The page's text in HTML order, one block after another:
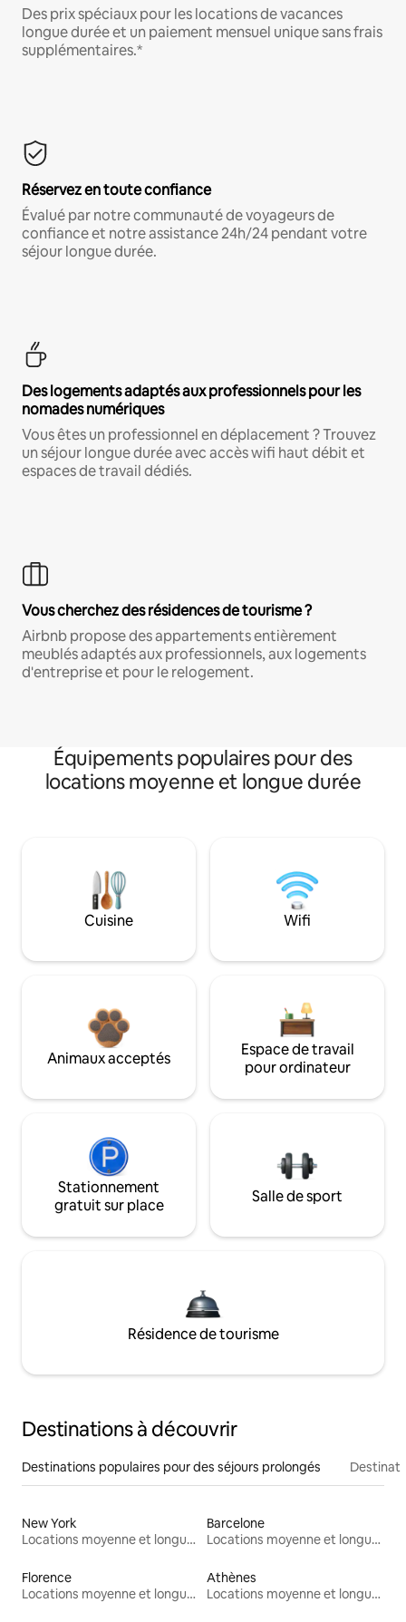
Des prix spéciaux pour les locations de vacances
longue durée et un paiement mensuel unique sans frais
supplémentaires.*
Réservez en toute confiance
Évalué par notre communauté de voyageurs de
confiance et notre assistance 24h/24 pendant votre
séjour longue durée.
Des logements adaptés aux professionnels pour les
nomades numériques
Vous êtes un professionnel en déplacement ? Trouvez
un séjour longue durée avec accès wifi haut débit et
espaces de travail dédiés.
Vous cherchez des résidences de tourisme ?
Airbnb propose des appartements entièrement
meublés adaptés aux professionnels, aux logements
d'entreprise et pour le relogement.
Équipements populaires pour des
locations moyenne et longue durée
Cuisine Wifi
Animaux acceptés
Espace de travail
pour ordinateur
Stationnement
gratuit sur place
Salle de sport
Résidence de tourisme
Destinations à découvrir
Destinations populaires pour des séjours prolongés
New York
Locations moyenne et longue durée
Barcelone
Locations moyenne et longue durée
Florence
Locations moyenne et longue durée
Athènes
Locations moyenne et longue durée